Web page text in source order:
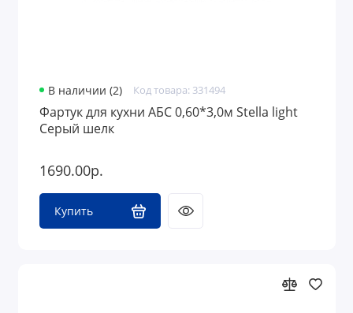
В наличии (2) Код товара: 331494
Фартук для кухни АБС 0,60*3,0м Stella light
Серый шелк
1690.00р.
Купить